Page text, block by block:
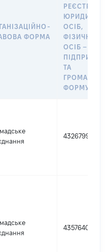
ФОРМА
РЕЄСТРІ
ОСІБ,
ФІЗИЧНИХ
ОСІБ –
ТА
43267994
43576407